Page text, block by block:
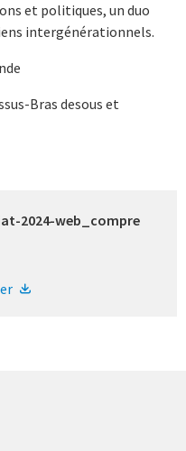
et politiques, un duo
intergénérationnels.
Bras desous et
2024-web_compre